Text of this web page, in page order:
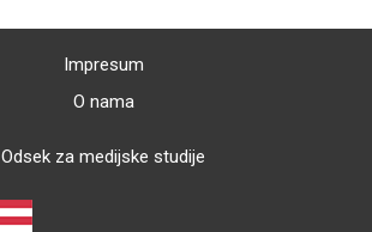
Impresum
O nama
Odsek za medijske studije